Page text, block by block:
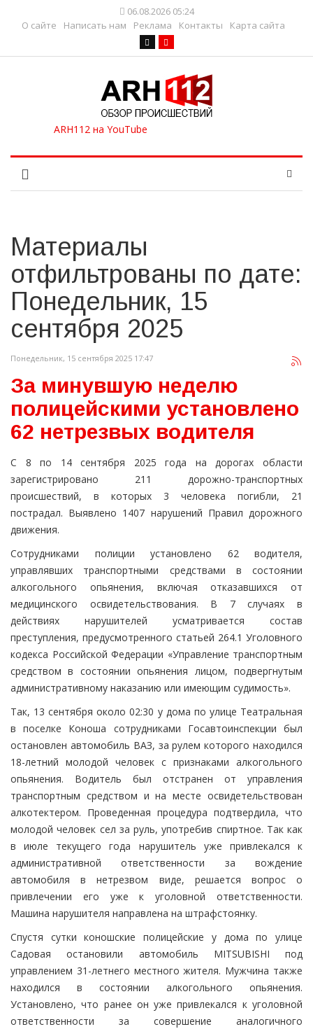
06.08.2026 05:24
О сайте
Написать нам Реклама Контакты Карта сайта
Материалы
отфильтрованы по дате:
Понедельник, 15
сентября 2025
Понедельник, 15 сентября 2025 17:47
За минувшую неделю
полицейскими установлено
62 нетрезвых водителя
С 8 по 14 сентября 2025 года на дорогах области
зарегистрировано 211 дорожно-транспортных
происшествий, в которых 3 человека погибли, 21
пострадал. Выявлено 1407 нарушений Правил дорожного
движения.
Сотрудниками полиции установлено 62 водителя,
управлявших транспортными средствами в состоянии
алкогольного опьянения, включая отказавшихся от
медицинского освидетельствования. В 7 случаях в
действиях нарушителей усматривается состав
преступления, предусмотренного статьей 264.1 Уголовного
кодекса Российской Федерации «Управление транспортным
средством в состоянии опьянения лицом, подвергнутым
административному наказанию или имеющим судимость».
Так, 13 сентября около 02:30 у дома по улице Театральная
в поселке Коноша сотрудниками Госавтоинспекции был
остановлен автомобиль ВАЗ, за рулем которого находился
18-летний молодой человек с признаками алкогольного
опьянения. Водитель был отстранен от управления
транспортным средством и на месте освидетельствован
алкотектером. Проведенная процедура подтвердила, что
молодой человек сел за руль, употребив спиртное. Так как
в июле текущего года нарушитель уже привлекался к
административной ответственности за вождение
автомобиля в нетрезвом виде, решается вопрос о
привлечении его уже к уголовной ответственности.
Машина нарушителя направлена на штрафстоянку.
Спустя сутки коношские полицейские у дома по улице
Садовая остановили автомобиль MITSUBISHI под
управлением 31-летнего местного жителя. Мужчина также
находился в состоянии алкогольного опьянения.
Установлено, что ранее он уже привлекался к уголовной
ответственности за совершение аналогичного